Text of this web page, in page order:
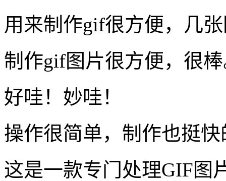
用来制作gif很方便，几
制作gif图片很方便，很
好哇！妙哇！
操作很简单，制作也挺
这是一款专门处理GIF图